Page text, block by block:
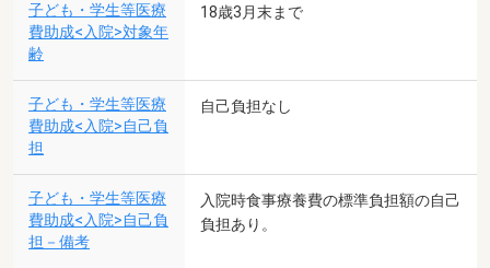
子ども・学生等医療
費助成<入院>対象年
齢
18歳3月末まで
子ども・学生等医療
費助成<入院>自己負
担
自己負担なし
子ども・学生等医療
費助成<入院>自己負
担－備考
入院時食事療養費の標準負担額の自己
負担あり。